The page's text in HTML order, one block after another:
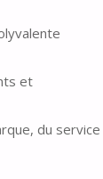
et
du service